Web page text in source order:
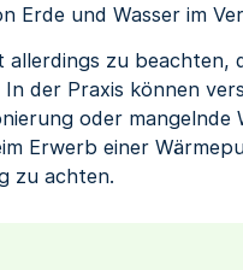
Erde und Wasser im
zu beachten,
der Praxis können
oder
Erwerb einer
zu achten.